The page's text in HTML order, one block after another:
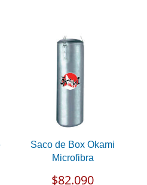
Saco de Box Okami
Microfibra
$82.090